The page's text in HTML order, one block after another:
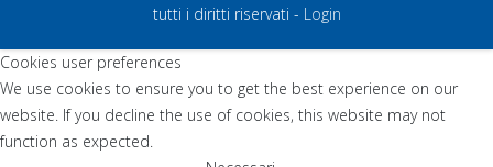
tutti i diritti riservati - Login
Cookies user preferences
We use cookies to ensure you to get the best experience on our
website. If you decline the use of cookies, this website may not
function as expected.